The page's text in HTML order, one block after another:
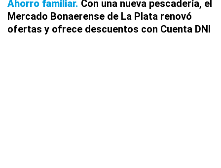
Ahorro familiar Con una nueva pescadería, el
Mercado Bonaerense de La Plata renovó
ofertas y ofrece descuentos con Cuenta DNI